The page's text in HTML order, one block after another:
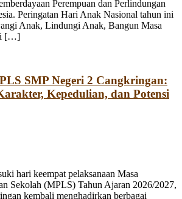
Perempuan dan Perlindungan
Peringatan Hari Anak Nasional tahun ini
Anak, Lindungi Anak, Bangun Masa
[…]
SMP Negeri 2 Cangkringan:
Kepedulian, dan Potensi
hari keempat pelaksanaan Masa
Sekolah (MPLS) Tahun Ajaran 2026/2027,
kembali menghadirkan berbagai